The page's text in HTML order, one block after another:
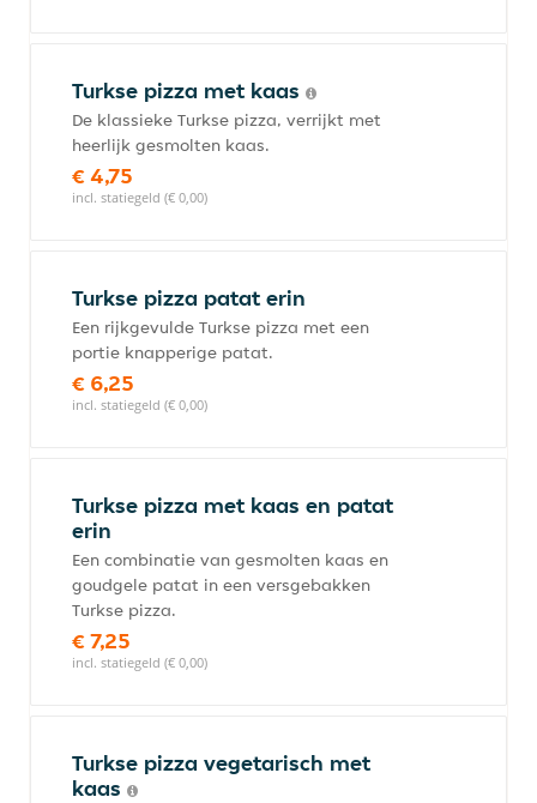
Turkse pizza met kaas
De klassieke Turkse pizza, verrijkt met
heerlijk gesmolten kaas.
€ 4,75
incl. statiegeld (€ 0,00)
Turkse pizza patat erin
Een rijkgevulde Turkse pizza met een
portie knapperige patat.
€ 6,25
incl. statiegeld (€ 0,00)
Turkse pizza met kaas en patat
erin
Een combinatie van gesmolten kaas en
goudgele patat in een versgebakken
Turkse pizza.
€ 7,25
incl. statiegeld (€ 0,00)
Turkse pizza vegetarisch met
kaas